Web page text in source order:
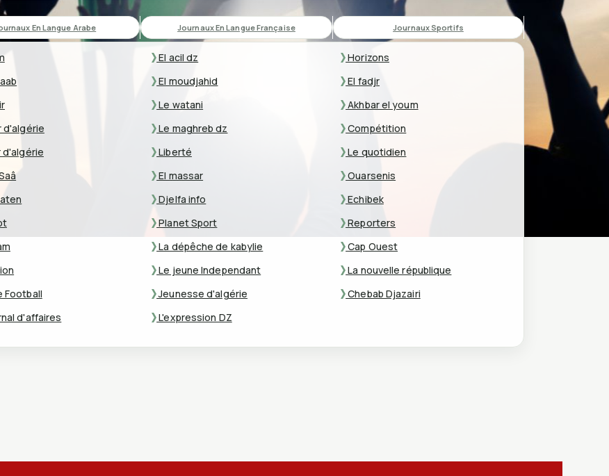
En Langue Arabe Journaux En Langue Française Journaux Sportifs
El acil dz
Horizons
El moudjahid
El fadjr
Le watani
Akhbar el youm
d'algérie Le maghreb dz
Compétition
d'algérie Liberté
Le quotidien
El massar
Ouarsenis
Djelfa info
Echibek
Planet Sport
Reporters
La dépêche de kabylie
Cap Ouest
Le jeune Independant
La nouvelle république
Football Jeunesse d'algérie
Chebab Djazairi
d'affaires L'expression DZ